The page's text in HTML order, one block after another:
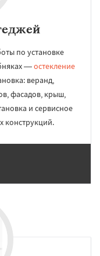
по установке
—остекление
веранд,
фасадов, крыш,
и сервисное
конструкций.